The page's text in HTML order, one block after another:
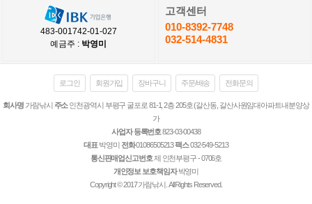
483-001742-01-027
예금주 : 박영미
고객센터
010-8392-7748
032-514-4831
로그인 회원가입 장바구니 주문/배송 전화문의
회사명 가람낚시 주소인천광역시 부평구 굴포로 81-1, 2층 205호 (갈산동, 갈산사원임대아파트내분양상
가
사업자 등록번호823-03-00438
대표 박영미 전화01086505213팩스032-549-5213
통신판매업신고번호제 인천부평구 - 0706호
개인정보 보호책임자박영미
Copyright © 2017 가람낚시. All Rights Reserved.